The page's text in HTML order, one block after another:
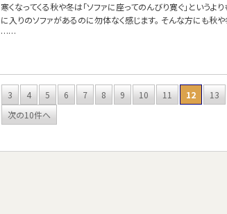
寒くなってくる秋や冬は「ソファに座ってのんびり寛ぐ」という
に入りのソファがあるのに勿体なく感じます。 そんな方にも秋
……
3 4 5 6 7 8 9 10 11 12 13
次の10件へ